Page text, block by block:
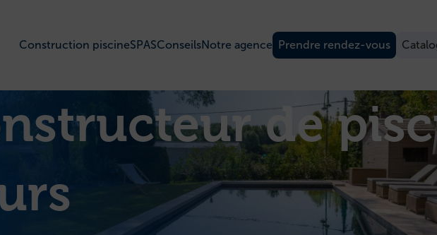
Construction piscineSPASConseilsNotre agence Prendre rendez-vous
de